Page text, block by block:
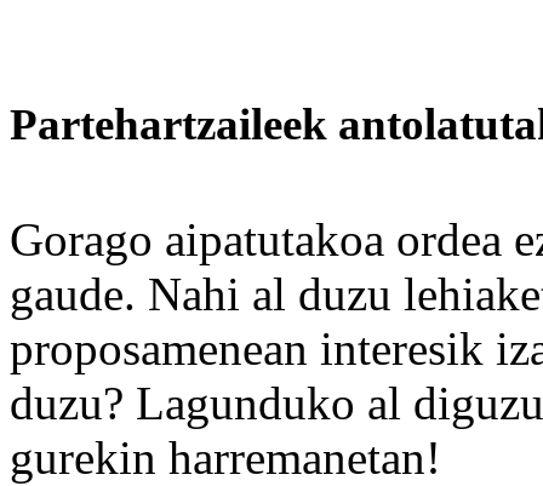
Partehartzaileek
Gorago aipatutakoa ordea
gaude. Nahi al duzu
proposamenean interesik
duzu? Lagunduko al
gurekin harremanetan!